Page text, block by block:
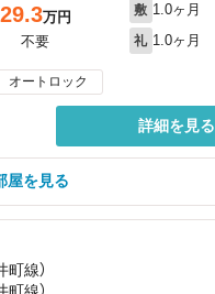
29.3万円
不要
敷 1.0ヶ月
礼 1.0ヶ月
オートロック
詳細を見る
屋を見る
町線）
町線）